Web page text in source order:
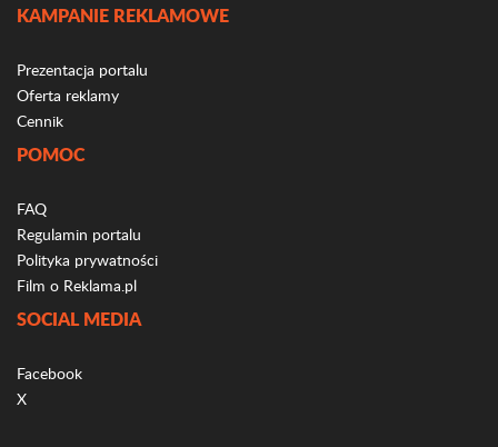
KAMPANIE REKLAMOWE
Prezentacja portalu
Oferta reklamy
Cennik
POMOC
FAQ
Regulamin portalu
Polityka prywatności
Film o Reklama.pl
SOCIAL MEDIA
Facebook
X